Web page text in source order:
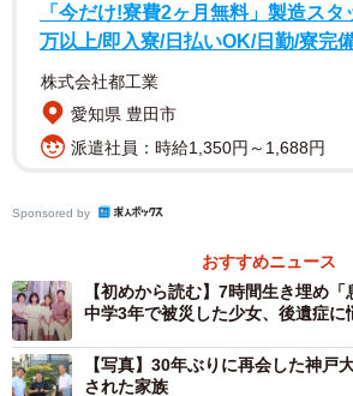
の部員たちに助け出された。妻の彰子
しそうな顔で両手を上げていた。まる
支えるかのように。「娘たちを必死に
ょう」
「今だけ!寮費2ヶ月無料」製造スタ
万以上/即入寮/日払いOK/日勤/寮完
株式会社都工業
愛知県 豊田市
派遣社員：時給1,350円～1,688円
Sponsored by
おすすめニュース
【初めから読む】7時間生き埋め「
中学3年で被災した少女、後遺症
【写真】30年ぶりに再会した神戸
された家族